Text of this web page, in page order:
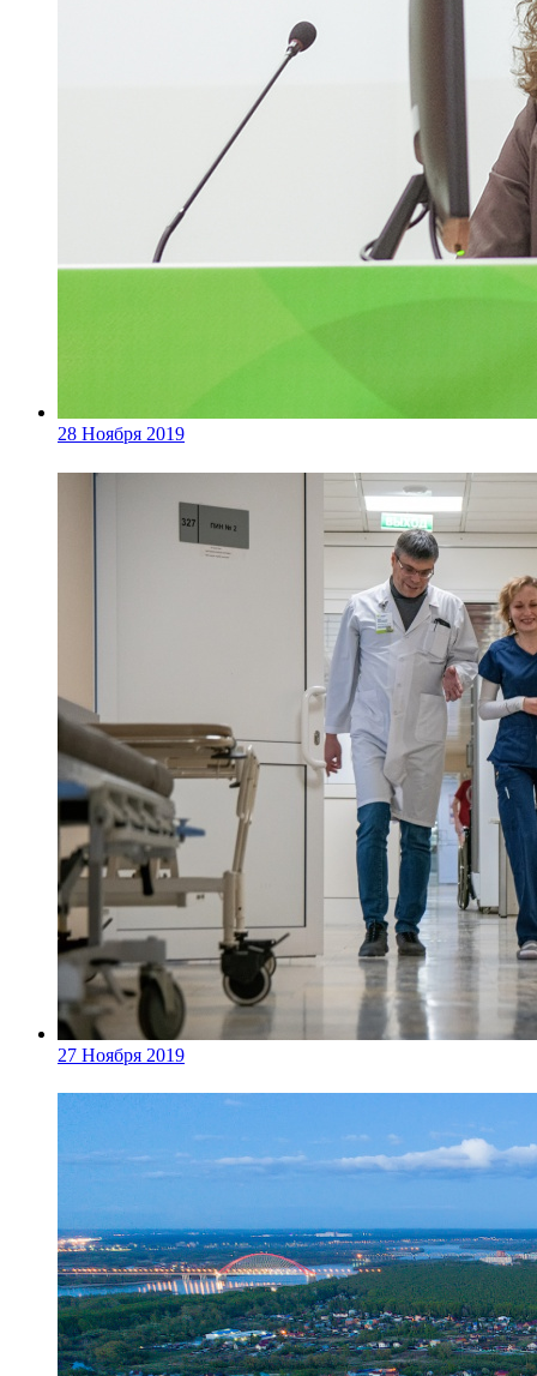
28 Ноября 2019
27 Ноября 2019